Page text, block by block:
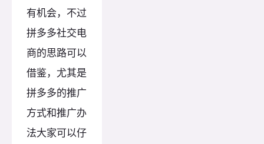
有机会，不过
拼多多社交电
商的思路可以
借鉴，尤其是
拼多多的推广
方式和推广办
法大家可以仔